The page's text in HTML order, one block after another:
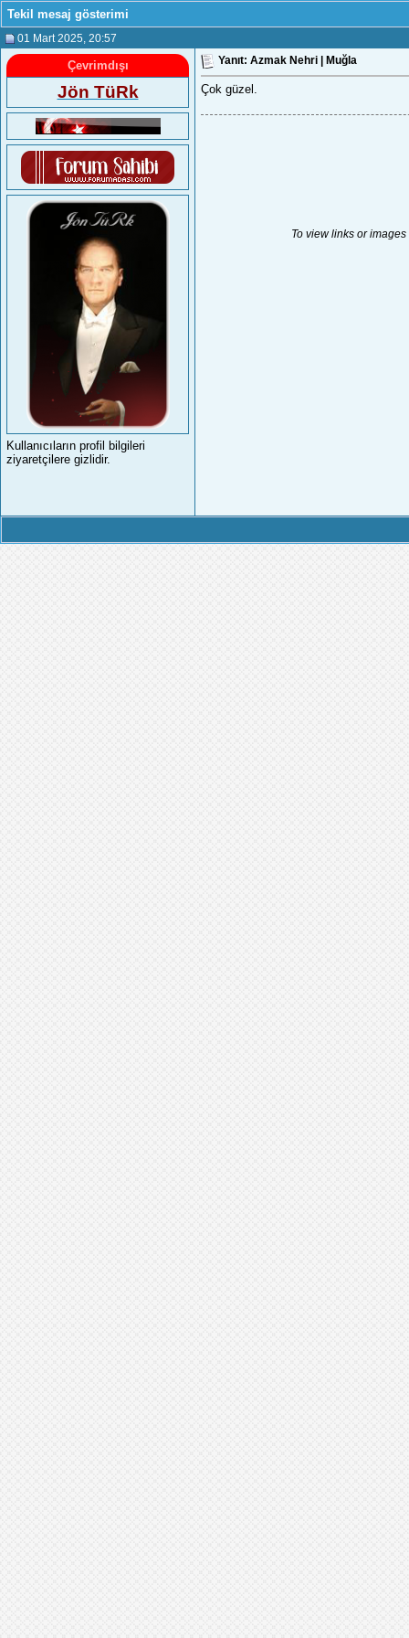
Tekil mesaj gösterimi
01 Mart 2025 , 20:57
Çevrimdışı
Jön TüRk
Kullanıcıların profil bilgileri
ziyaretçilere gizlidir.
Yanıt: Azmak Nehri | Muğla
Çok güzel.
To view links or